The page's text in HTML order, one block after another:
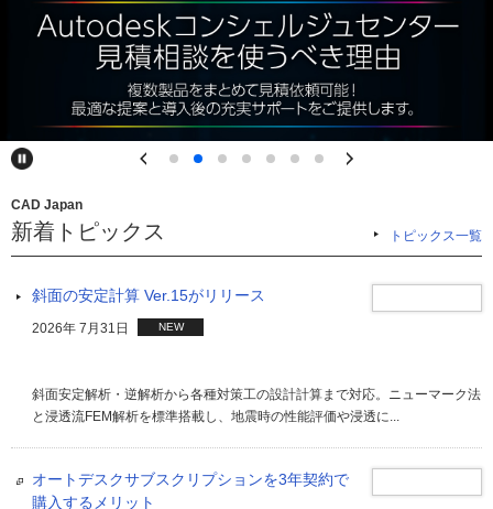
CAD Japan
新着トピックス トピックス一覧
斜面の安定計算 Ver.15がリリース
2026年 7月31日 NEW
斜面安定解析・逆解析から各種対策工の設計計算まで対応。ニューマーク法
と浸透流FEM解析を標準搭載し、地震時の性能評価や浸透に...
オートデスクサブスクリプションを3年契約で
購入するメリット